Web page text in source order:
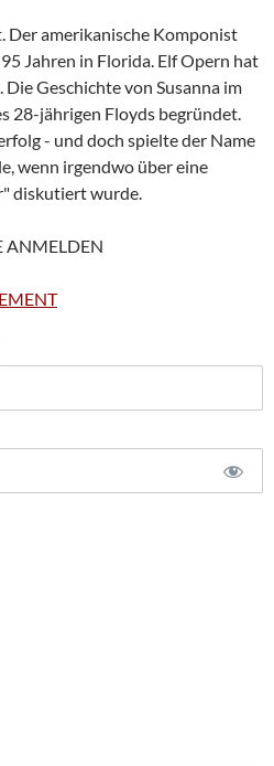
Der amerikanische Komponist
Jahren in Florida. Elf Opern hat
Geschichte von Susanna im
28-jährigen Floyds begründet.
- und doch spielte der Name
wenn irgendwo über eine
diskutiert wurde.
ANMELDEN